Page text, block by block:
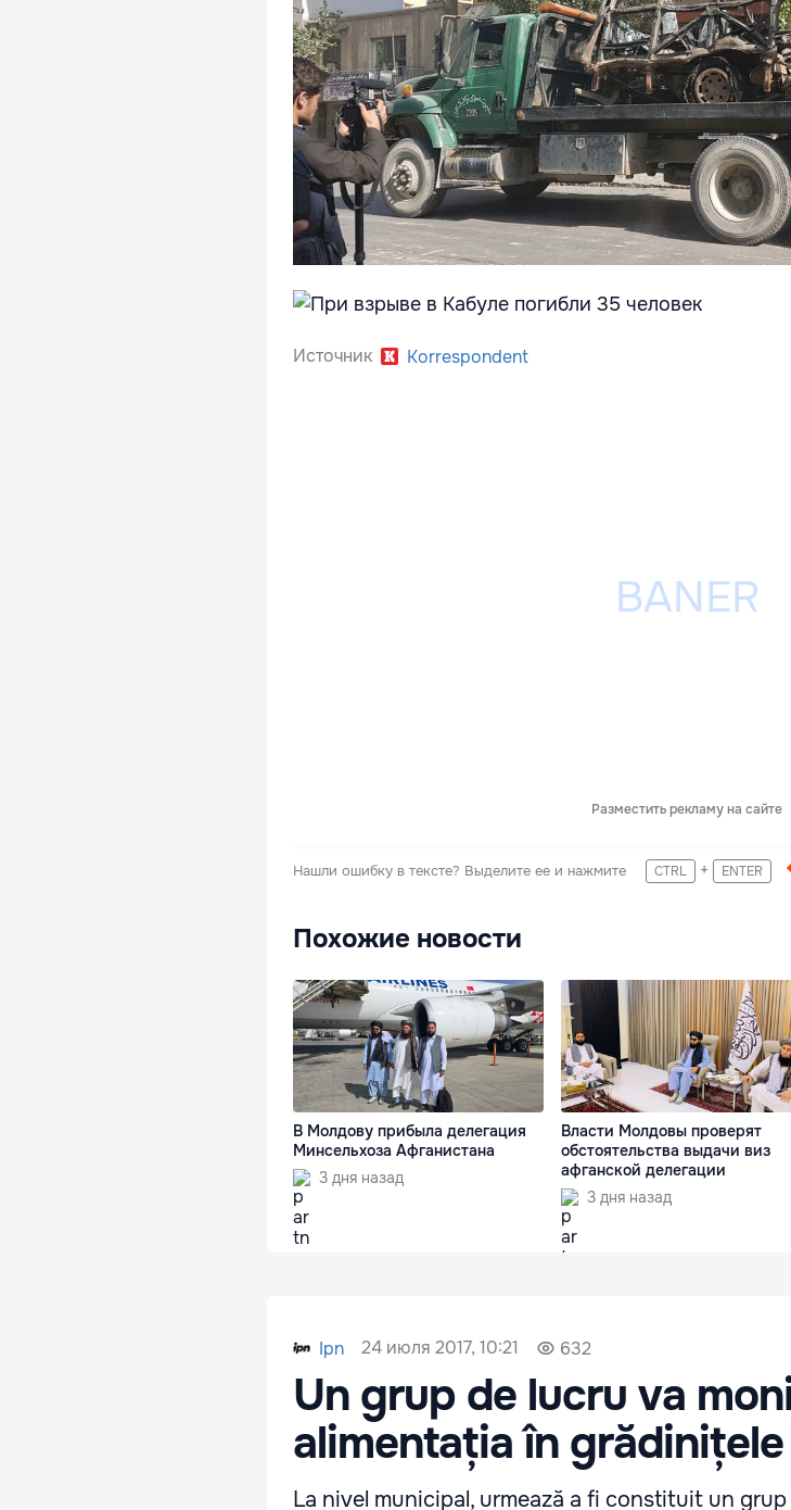
Источник Korrespondent
Разместить рекламу на сайте
Нашли ошибку в тексте? Выделите ее и нажмите CTRL + ENTER
Похожие новости
В Молдову прибыла делегация
Минсельхоза Афганистана
3 дня назад
Власти Молдовы проверят
обстоятельства выдачи виз
афганской делегации
3 дня назад
Ipn 24 июля 2017, 10:21 632
Un grup de lucru va
alimentația în
La nivel municipal, urmează a fi constituit un